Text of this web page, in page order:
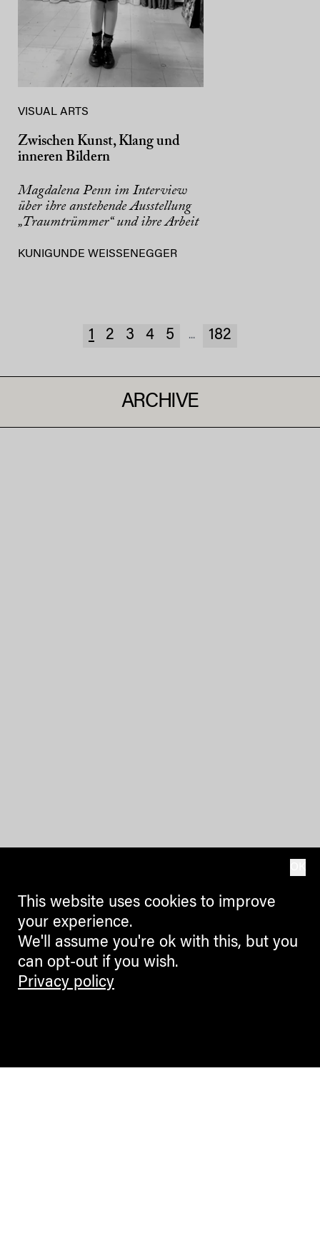
VISUAL ARTS
Zwischen Kunst, Klang und
inneren Bildern
Magdalena Penn im Interview
über ihre anstehende Ausstellung
„Traumtrümmer“ und ihre Arbeit
KUNIGUNDE WEISSENEGGER
1 2 3 4 5 ... 182
ARCHIVE
This website uses cookies to improve
your experience.
We'll assume you're ok with this, but you
can opt-out if you wish.
Privacy policy